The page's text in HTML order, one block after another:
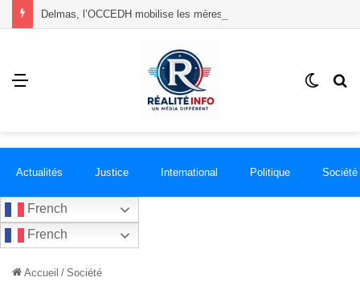
Menu
Switch
Actualités Justice International Politique Société
French
French
Accueil / Société